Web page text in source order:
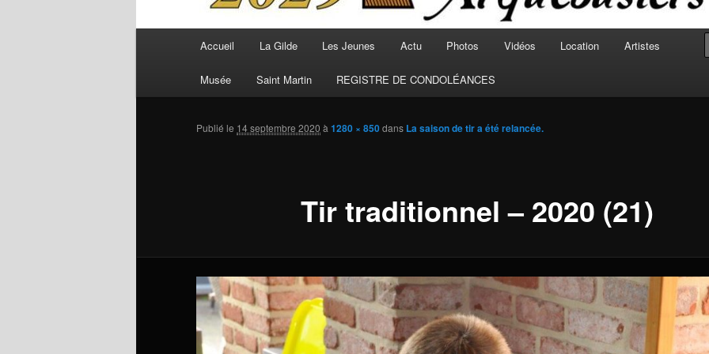
Accueil La Gilde Les Jeunes Actu Photos Vidéos Location Artistes
Musée Saint Martin REGISTRE DE CONDOLÉANCES
Tir traditionnel – 2020 (21)
Publié le 14 septembre 2020 à 1280 × 850dans La saison de tir a été relancée.